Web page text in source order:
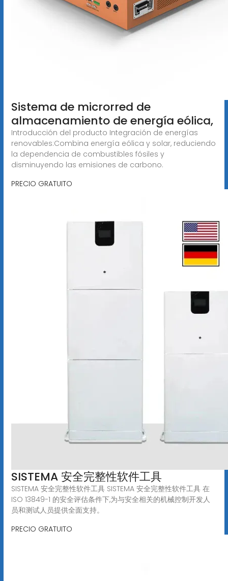
Sistema de microrred de
almacenamiento de energía eólica,
Introducción del producto Integración de energías
renovables:Combina energía eólica y solar, reduciendo
la dependencia de combustibles fósiles y
disminuyendo las emisiones de carbono.
PRECIO GRATUITO
SISTEMA 安全完整性软件工具
SISTEMA 安全完整性软件工具 SISTEMA 安全完整性软件工具 在
ISO 13849-1 的安全评估条件下,为与安全相关的机械控制开发人
员和测试人员提供全面支持。
PRECIO GRATUITO